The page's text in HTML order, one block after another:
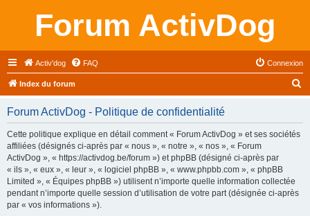
Forum ActivDog
Activ'dog FAQ Connexion
Index du forum
Forum ActivDog - Politique de confidentialité
Cette politique explique en détail comment « Forum ActivDog » et ses sociétés
affiliées (désignés ci-après par « nous », « notre », « nos », « Forum
ActivDog », « https://activdog.be/forum ») et phpBB (désigné ci-après par
« ils », « eux », « leur », « logiciel phpBB », « www.phpbb.com », « phpBB
Limited », « Équipes phpBB ») utilisent n’importe quelle information collectée
pendant n’importe quelle session d’utilisation de votre part (désignée ci-après
par « vos informations »).